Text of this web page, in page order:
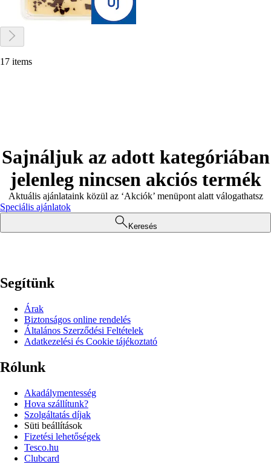
17 items
Sajnáljuk az adott kategóriában
jelenleg nincsen akciós termék
Aktuális ajánlataink közül az ‘Akciók’ menüpont alatt válogathatsz
Speciális ajánlatok
Keresés
Segítünk
Árak
Biztonságos online rendelés
Általános Szerződési Feltételek
Adatkezelési és Cookie tájékoztató
Rólunk
Akadálymentesség
Hova szállítunk?
Szolgáltatás díjak
Süti beállítások
Fizetési lehetőségek
Tesco.hu
Clubcard